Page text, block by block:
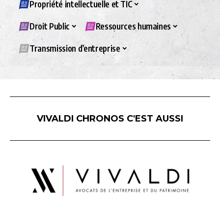
Propriété intellectuelle et TIC
Droit Public Ressources humaines
Transmission d’entreprise
VIVALDI CHRONOS C'EST AUSSI